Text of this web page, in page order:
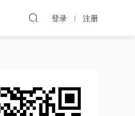
登录 注册